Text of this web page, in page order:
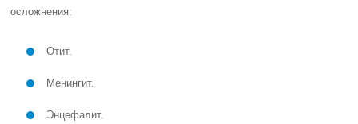
осложнения:
Отит.
Менингит.
Энцефалит.